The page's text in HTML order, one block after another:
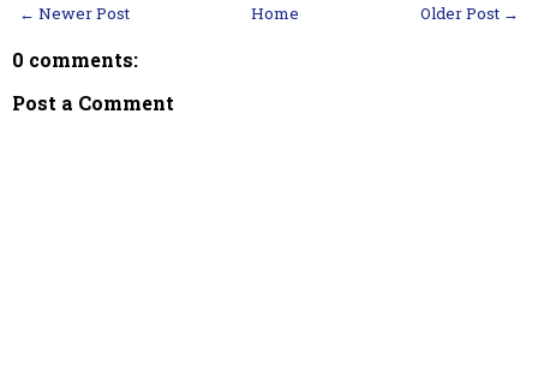
← Newer Post Older Post →
Home
0 comments:
Post a Comment